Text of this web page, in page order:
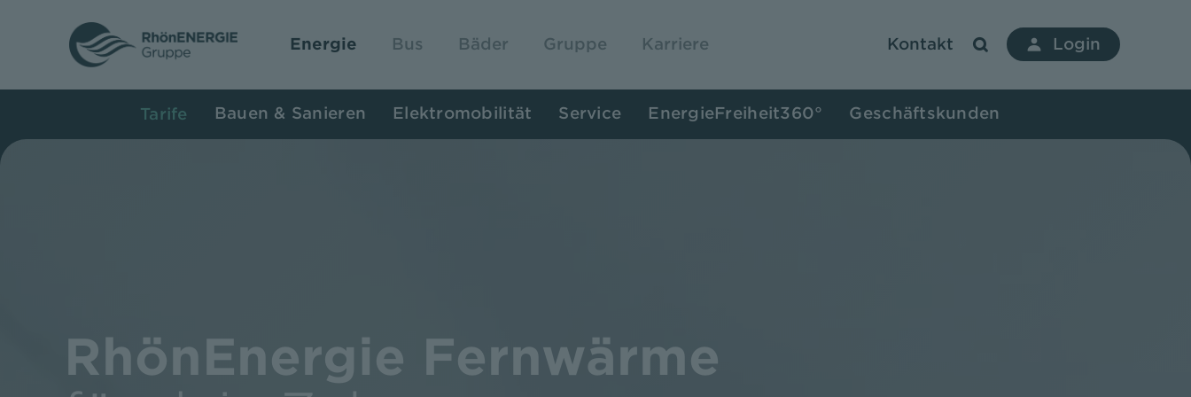
springen
Energie Bus Bäder Gruppe Karriere Kontakt Login
Tarife Bauen & Sanieren Elektromobilität Service EnergieFreiheit360° Geschäftskunden
RhönEnergie Fernwärme